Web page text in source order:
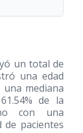
un total de
una edad
mediana
de la
con una
de pacientes